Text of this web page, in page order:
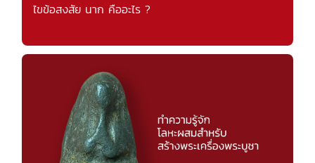
ไขข้อสงสัย นาก คืออะไร ?